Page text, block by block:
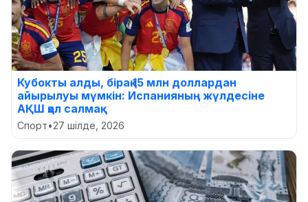
Кубокты алды, бірақ 15 млн доллардан
айырылуы мүмкін: Испанияның жүлдесіне
АҚШ қол салмақ
Спорт•27 шілде, 2026